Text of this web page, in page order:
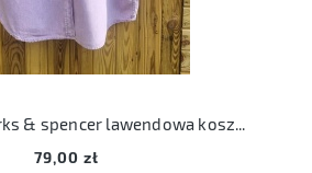
ST Michael Marks & spencer lawendowa koszula lyocell XL/ XXL
79,00 zł